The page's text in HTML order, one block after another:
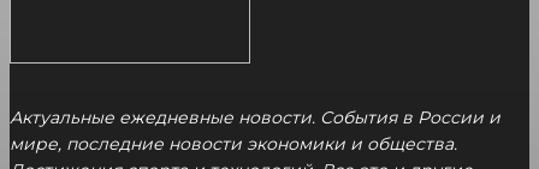
Актуальные ежедневные новости. События в России и
мире, последние новости экономики и общества.